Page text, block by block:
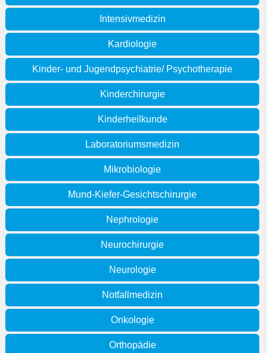
Intensivmedizin
Kardiologie
Kinder- und Jugendpsychiatrie/ Psychotherapie
Kinderchirurgie
Kinderheilkunde
Laboratoriumsmedizin
Mikrobiologie
Mund-Kiefer-Gesichtschirurgie
Nephrologie
Neurochirurgie
Neurologie
Notfallmedizin
Onkologie
Orthopädie